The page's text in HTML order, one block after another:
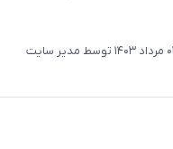
1403 توسط مدیر سایت